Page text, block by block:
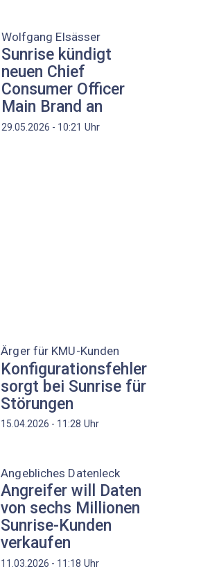
Wolfgang Elsässer
Sunrise kündigt
neuen Chief
Consumer Officer
Main Brand an
29.05.2026 - 10:21 Uhr
Ärger für KMU-Kunden
Konfigurationsfehler
sorgt bei Sunrise für
Störungen
15.04.2026 - 11:28 Uhr
Angebliches Datenleck
Angreifer will Daten
von sechs Millionen
Sunrise-Kunden
verkaufen
11.03.2026 - 11:18 Uhr